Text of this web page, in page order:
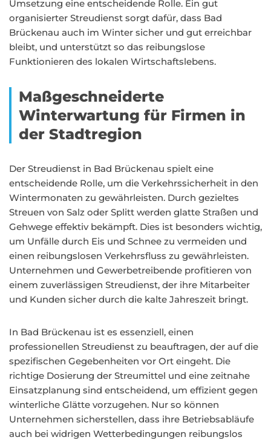
Umsetzung eine entscheidende Rolle. Ein gut
organisierter Streudienst sorgt dafür, dass Bad
Brückenau auch im Winter sicher und gut erreichbar
bleibt, und unterstützt so das reibungslose
Funktionieren des lokalen Wirtschaftslebens.
Maßgeschneiderte
Winterwartung für Firmen in
der Stadtregion
Der Streudienst in Bad Brückenau spielt eine
entscheidende Rolle, um die Verkehrssicherheit in den
Wintermonaten zu gewährleisten. Durch gezieltes
Streuen von Salz oder Splitt werden glatte Straßen und
Gehwege effektiv bekämpft. Dies ist besonders wichtig,
um Unfälle durch Eis und Schnee zu vermeiden und
einen reibungslosen Verkehrsfluss zu gewährleisten.
Unternehmen und Gewerbetreibende profitieren von
einem zuverlässigen Streudienst, der ihre Mitarbeiter
und Kunden sicher durch die kalte Jahreszeit bringt.
In Bad Brückenau ist es essenziell, einen
professionellen Streudienst zu beauftragen, der auf die
spezifischen Gegebenheiten vor Ort eingeht. Die
richtige Dosierung der Streumittel und eine zeitnahe
Einsatzplanung sind entscheidend, um effizient gegen
winterliche Glätte vorzugehen. Nur so können
Unternehmen sicherstellen, dass ihre Betriebsabläufe
auch bei widrigen Wetterbedingungen reibungslos